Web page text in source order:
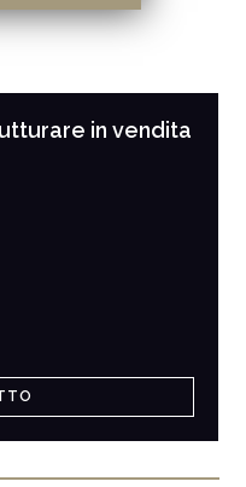
in vendita